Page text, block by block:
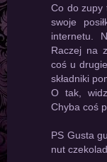
Co do zupy
swoje
internetu.
Raczej na
coś u
składniki
O tak,
Chyba coś
PS Gusta
nut